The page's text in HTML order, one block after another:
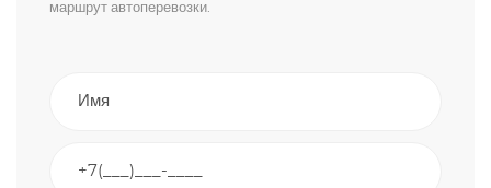
маршрут автоперевозки.